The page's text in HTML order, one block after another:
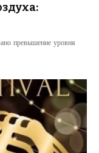
превышение уровня